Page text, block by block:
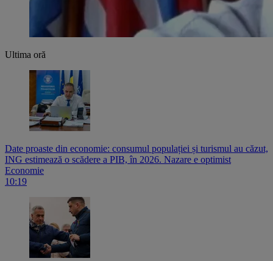
Ultima oră
Date proaste din economie: consumul populației și turismul au căzut,
ING estimează o scădere a PIB, în 2026. Nazare e optimist
Economie
10:19